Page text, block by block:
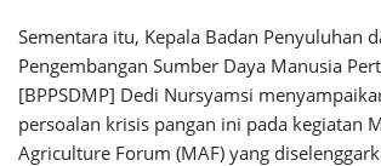
Sementara itu, Kepala Badan Penyuluhan
Pengembangan Sumber Daya Manusia
[BPPSDMP] Dedi Nursyamsi
persoalan krisis pangan ini pada kegiatan
Agriculture Forum (MAF) yang